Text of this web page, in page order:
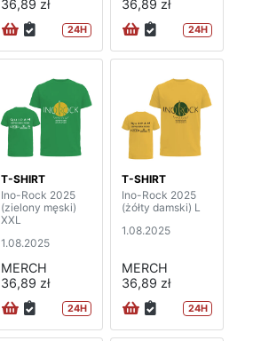
36,89 zł
24H
36,89 zł
24H
T-SHIRT
Ino-Rock 2025
(zielony męski)
XXL
1.08.2025
MERCH
36,89 zł
24H
T-SHIRT
Ino-Rock 2025
(żółty damski) L
1.08.2025
MERCH
36,89 zł
24H